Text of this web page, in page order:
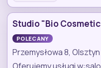
Studio "Bio
POLECANY
Przemysłowa 8, Olsztyn